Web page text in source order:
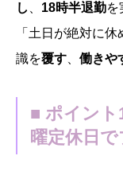
し
18時半退勤を
「土日が絶対に
識を覆す 働きや
■ ポイント
曜定休日